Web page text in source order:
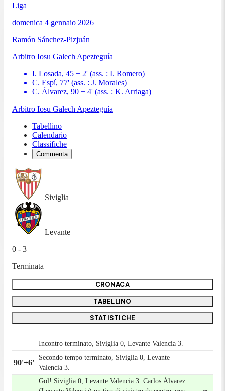
Liga
domenica 4 gennaio 2026
Ramón Sánchez-Pizjuán
Arbitro Iosu Galech Apezteguía
I. Losada, 45 + 2' (ass. : I. Romero)
C. Espí, 77' (ass. : J. Morales)
C. Álvarez, 90 + 4' (ass. : K. Arriaga)
Arbitro Iosu Galech Apezteguía
Tabellino
Calendario
Classifiche
Commenta
Siviglia
Levante
0 - 3
Terminata
CRONACA
TABELLINO
STATISTICHE
Incontro terminato, Siviglia 0, Levante Valencia 3.
90'+6'
Secondo tempo terminato, Siviglia 0, Levante
Valencia 3.
Gol! Siviglia 0, Levante Valencia 3. Carlos Álvarez